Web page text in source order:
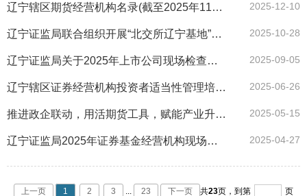
辽宁辖区期货经营机构名录(截至2025年11月30日) 2025-12-10
辽宁证监局联合组织开展“北交所辽宁基地”开放日暨企业上市交流活动 2025-10-28
辽宁证监局关于2025年上市公司现场检查随机抽取结果的公示 2025-09-05
辽宁辖区证券经营机构投资者适当性管理培训班在沈阳召开 2025-06-26
推进政企联动，用活期货工具，赋能产业升级——沈阳市国有企业与上市公司风险管理培训班成功举办 2025-05-15
辽宁证监局2025年证券基金经营机构现场检查“双随机”抽取结果公示 2025-04-27
上一页 1 2 3 ... 23 下一页 共23页， 到第 页